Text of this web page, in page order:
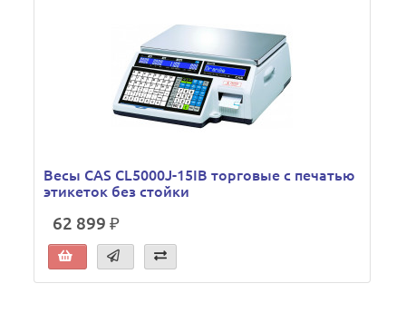
Весы CAS CL5000J-15IB торговые с печатью
этикеток без стойки
62 899 ₽